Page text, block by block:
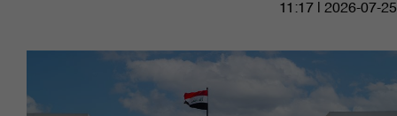
11:17 | 2026-07-25